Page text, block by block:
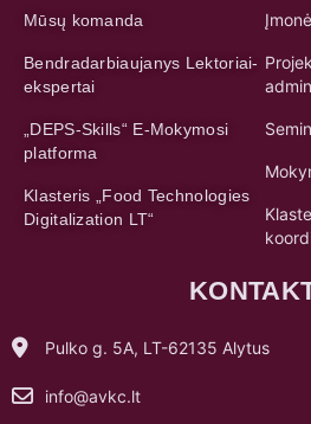
Mūsų komanda
Bendradarbiaujanys Lektoriai-
ekspertai
„DEPS-Skills“ E-Mokymosi
platforma
Klasteris „Food Technologies
Digitalization LT“
Pulko g. 5A, LT-62135 Alytus
info@avkc.lt